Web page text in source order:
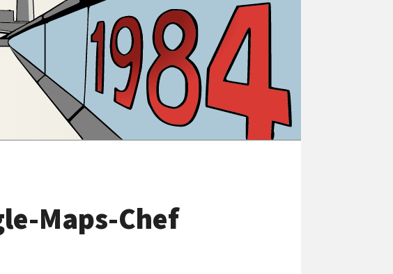
Maps-Chef